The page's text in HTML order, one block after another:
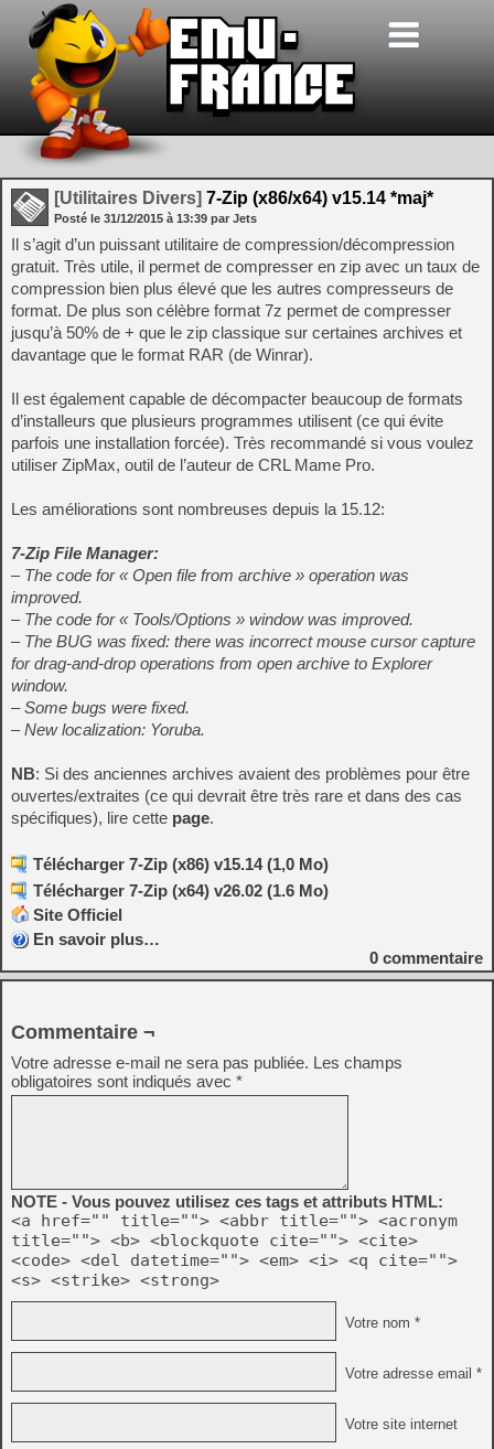
[Utilitaires Divers] 7-Zip (x86/x64) v15.14 *maj*
Posté le 31/12/2015 à 13:39 par Jets
Il s’agit d’un puissant utilitaire de compression/décompression
gratuit. Très utile, il permet de compresser en zip avec un taux de
compression bien plus élevé que les autres compresseurs de
format. De plus son célèbre format 7z permet de compresser
jusqu’à 50% de + que le zip classique sur certaines archives et
davantage que le format RAR (de Winrar).
Il est également capable de décompacter beaucoup de formats
d’installeurs que plusieurs programmes utilisent (ce qui évite
parfois une installation forcée). Très recommandé si vous voulez
utiliser ZipMax, outil de l’auteur de CRL Mame Pro.
Les améliorations sont nombreuses depuis la 15.12:
7-Zip File Manager:
– The code for « Open file from archive » operation was
improved.
– The code for « Tools/Options » window was improved.
– The BUG was fixed: there was incorrect mouse cursor capture
for drag-and-drop operations from open archive to Explorer
window.
– Some bugs were fixed.
– New localization: Yoruba.
NB: Si des anciennes archives avaient des problèmes pour être
ouvertes/extraites (ce qui devrait être très rare et dans des cas
spécifiques), lire cette page.
Télécharger 7-Zip (x86) v15.14 (1,0 Mo)
Télécharger 7-Zip (x64) v26.02 (1.6 Mo)
Site Officiel
En savoir plus…
0 commentaire
Commentaire ¬
Votre adresse e-mail ne sera pas publiée. Les champs
obligatoires sont indiqués avec *
NOTE - Vous pouvez utilisez ces tags et attributs HTML:
<a href="" title=""> <abbr title=""> <acronym
title=""> <b> <blockquote cite=""> <cite>
<code> <del datetime=""> <em> <i> <q cite="">
<s> <strike> <strong>
Votre nom *
Votre adresse email *
Votre site internet